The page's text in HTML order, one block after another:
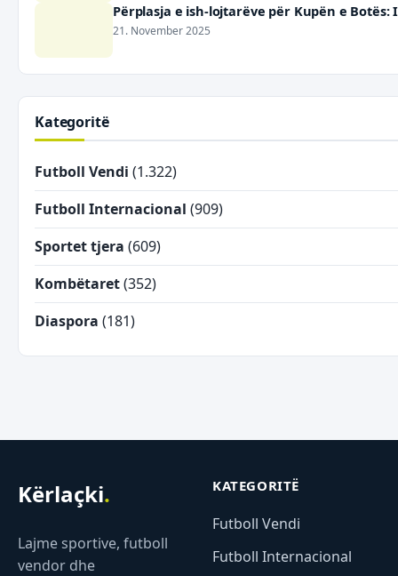
Përplasja e ish-lojtarëve për Kupën e
21. November 2025
Kategoritë
Futboll Vendi (1.322)
Futboll Internacional (909)
Sportet tjera (609)
Kombëtaret(352)
Diaspora (181)
Kërlaçki.
Lajme sportive, futboll
vendor dhe
KATEGORITË
Futboll Vendi
Futboll Internacional